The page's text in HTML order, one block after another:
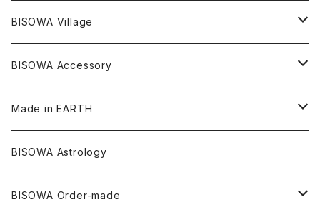
ツインソウル
メタモルフォーゼス
デュモルチェライト
タンザナイト
中国
アメリカ
ヘアアクセサリー
イヤリング
キーホルダー
ヘンプコットン
ヘンプ
オーガニックコットン
Others
ヘンプ
オーガニックコットン
Underwear
Niceness Music
Cosmic Hemp 麻炭
セージ
オラクルカード
キャンドル
HAZE 和蝋燭
縁キャンドル
陶器
大蝶恵美子
Tomoko Uemura Art 麻炭陶器
Cosmic hemp
YUGEN GLASS
絹
Others
オーガニックコットン
バンブー
オーガニックフリース
ヘンプオイル
BISOWA Village
Bisowa Club Room
BISOWA Accessory
ヘアゴム
宇佐美聖子
Made in EARTH
Misakubo Japan
碧-AOI-の松葉天然酵母パン
Uwajima Japan
BISOWA Astrology
BISOWA Order-made